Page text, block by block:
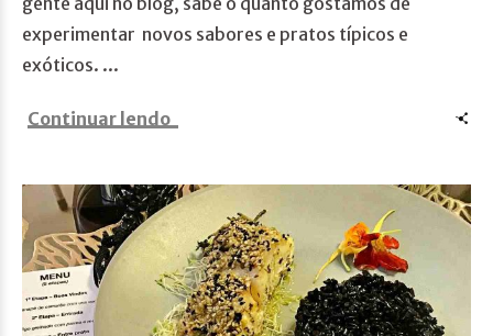
experimentar novos sabores e pratos típicos e
exóticos. ...
Continuar lendo